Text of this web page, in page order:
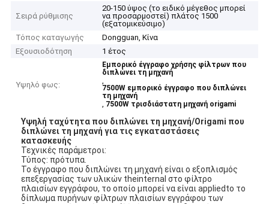
Σειρά ρύθμισης
20-150 ύψος (το ειδικό μέγεθος μπορεί
να προσαρμοστεί) πλάτος 1500
(εξατομικεύσιμο)
Τόπος καταγωγής
Dongguan, Κίνα
Εξουσιοδότηση
1 έτος
Υψηλό φως:
Εμπορικό έγγραφο χρήσης φίλτρων που
διπλώνει τη μηχανή
,
7500W εμπορικό έγγραφο που διπλώνει
τη μηχανή
, 7500W τρισδιάστατη μηχανή origami
Υψηλή ταχύτητα που διπλώνει τη μηχανή/Origami που
διπλώνει τη μηχανή για τις εγκαταστάσεις
κατασκευής
Τεχνικές παράμετροι:
Τύπος: πρότυπα.
Το έγγραφο που διπλώνει τη μηχανή είναι ο εξοπλισμός
επεξεργασίας των υλικών theinternal στο φίλτρο
πλαισίων εγγράφου, το οποίο μπορεί να είναι appliedto το
δίπλωμα πυρήνων φίλτρων πλαισίων εγγράφου των